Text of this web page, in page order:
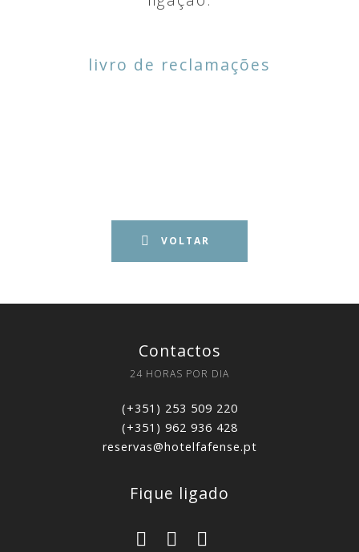
livro de reclamações
VOLTAR
Contactos
24 HORAS POR DIA
(+351) 253 509 220
(+351) 962 936 428
reservas@hotelfafense.pt
Fique ligado